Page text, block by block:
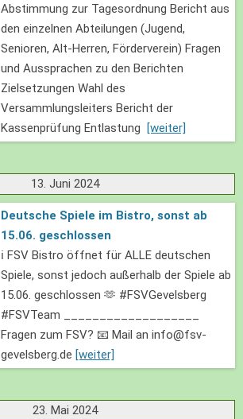
Abstimmung zur Tagesordnung Bericht aus
den einzelnen Abteilungen (Jugend,
Senioren, Alt-Herren, Förderverein) Fragen
und Aussprachen zu den Berichten
Zielsetzungen Wahl des
Versammlungsleiters Bericht der
Kassenprüfung Entlastung
[weiter]
13. Juni 2024
Deutsche Spiele im Bistro, sonst ab
15.06. geschlossen
ℹ️ FSV Bistro öffnet für ALLE deutschen
Spiele, sonst jedoch außerhalb der Spiele ab
15.06. geschlossen 🫶 #FSVGevelsberg
#FSVTeam ___________________
Fragen zum FSV? 📧 Mail an info@fsv-
gevelsberg.de [weiter]
23. Mai 2024